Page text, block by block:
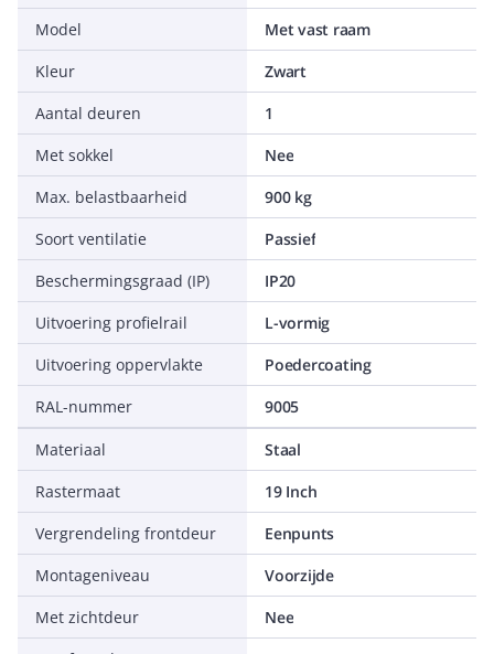
Model
Met vast raam
Kleur
Zwart
Aantal deuren
1
Met sokkel
Nee
Max. belastbaarheid
900 kg
Soort ventilatie
Passief
Beschermingsgraad (IP)
IP20
Uitvoering profielrail
L-vormig
Uitvoering oppervlakte
Poedercoating
RAL-nummer
9005
Materiaal
Staal
Rastermaat
19 Inch
Vergrendeling frontdeur
Eenpunts
Montageniveau
Voorzijde
Met zichtdeur
Nee